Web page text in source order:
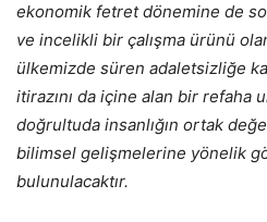
ekonomik fetret dönemine de
ve incelikli bir çalışma ürünü
ülkemizde süren adaletsizliğe
itirazını da içine alan bir refaha
doğrultuda insanlığın ortak
bilimsel gelişmelerine yönelik
bulunulacaktır.